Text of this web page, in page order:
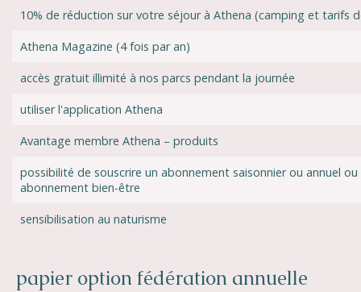
10% de réduction sur votre séjour à Athena (camping et tarifs
Athena Magazine (4 fois par an)
accès gratuit illimité à nos parcs pendant la journée
utiliser l'application Athena
Avantage membre Athena – produits
possibilité de souscrire un abonnement saisonnier ou annuel ou
abonnement bien-être
sensibilisation au naturisme
papier option fédération annuelle